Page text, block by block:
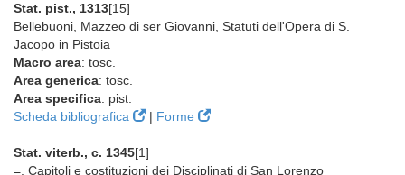
Stat. pist., 1313[15]
Bellebuoni, Mazzeo di ser Giovanni, Statuti dell'Opera di S.
Jacopo in Pistoia
Macro area: tosc.
Area generica: tosc.
Area specifica: pist.
Scheda bibliografica
| Forme
Stat. viterb., c. 1345[1]
=, Capitoli e costituzioni dei Disciplinati di San Lorenzo